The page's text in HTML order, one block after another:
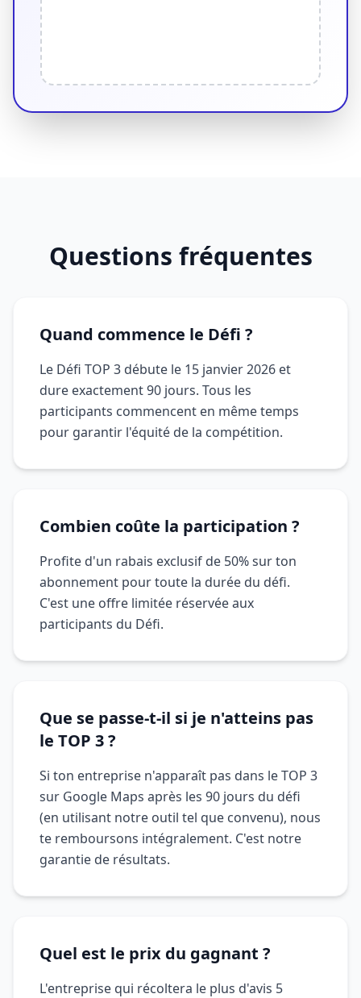
Questions fréquentes
Quand commence le Défi ?
Le Défi TOP 3 débute le 15 janvier 2026 et
dure exactement 90 jours. Tous les
participants commencent en même temps
pour garantir l'équité de la compétition.
Combien coûte la participation ?
Profite d'un rabais exclusif de 50% sur ton
abonnement pour toute la durée du défi.
C'est une offre limitée réservée aux
participants du Défi.
Que se passe-t-il si je n'atteins pas
le TOP 3 ?
Si ton entreprise n'apparaît pas dans le TOP 3
sur Google Maps après les 90 jours du défi
(en utilisant notre outil tel que convenu), nous
te remboursons intégralement. C'est notre
garantie de résultats.
Quel est le prix du gagnant ?
L'entreprise qui récoltera le plus d'avis 5